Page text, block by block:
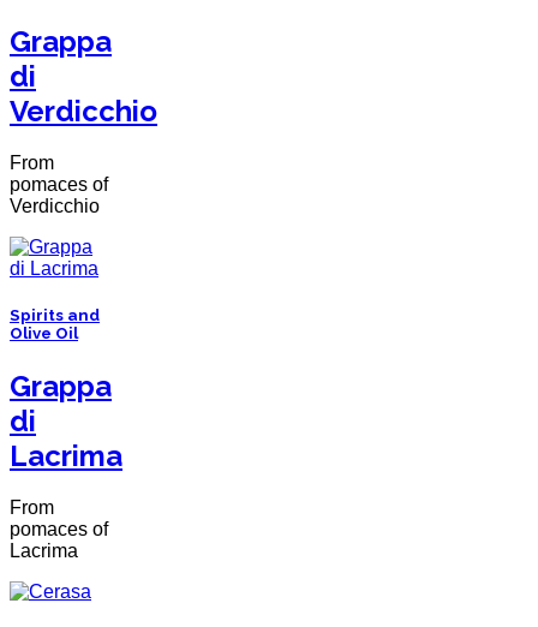
Grappa
di
Verdicchio
From
pomaces of
Verdicchio
Spirits and
Olive Oil
Grappa
di
Lacrima
From
pomaces of
Lacrima